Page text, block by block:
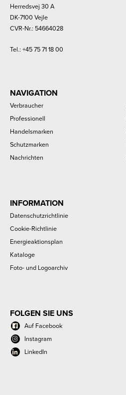
Herredsvej 30 A
DK-7100 Vejle
CVR-Nr.: 54664028
Tel.: +45 75 71 18 00
NAVIGATION
Verbraucher
Professionell
Handelsmarken
Schutzmarken
Nachrichten
INFORMATION
Datenschutzrichtlinie
Cookie-Richtlinie
Energieaktionsplan
Kataloge
Foto- und Logoarchiv
FOLGEN SIE UNS
Auf Facebook
Instagram
LinkedIn